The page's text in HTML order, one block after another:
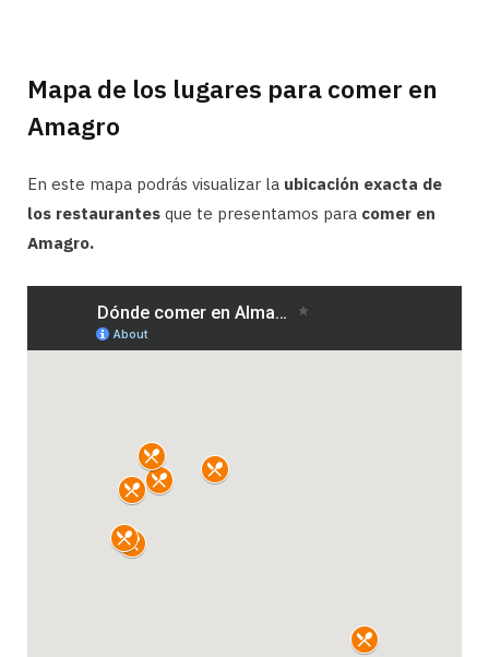
Mapa de los lugares para comer en
Amagro
En este mapa podrás visualizar la ubicación exacta de
los restaurantes que te presentamos para comer en
Amagro.